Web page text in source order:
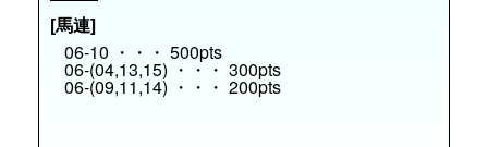
[馬連]
06-10 ・・・ 500pts
06-(04,13,15) ・・・ 300pts
06-(09,11,14) ・・・ 200pts